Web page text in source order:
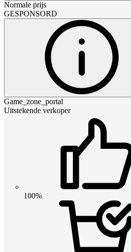
Normale prijs
GESPONSORD
Game_zone_portal
Uitstekende verkoper
100%